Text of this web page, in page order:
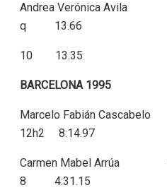
Andrea Verónica
q 13.66
10 13.35
BARCELONA 1995
Marcelo Fabián
12h2 8:14.97
Carmen Mabel Arrúa
8 4:31.15